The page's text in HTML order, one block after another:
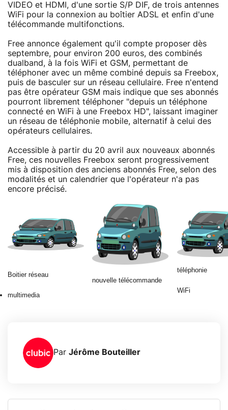
VIDEO et HDMI, d'une sortie S/P DIF, de trois antennes
WiFi pour la connexion au boîtier ADSL et enfin d'une
télécommande multifonctions.
Free annonce également qu'il compte proposer dès
septembre, pour environ 200 euros, des combinés
dualband, à la fois WiFi et GSM, permettant de
téléphoner avec un même combiné depuis sa Freebox,
puis de basculer sur un réseau cellulaire. Free n'entend
pas être opérateur GSM mais indique que ses abonnés
pourront librement téléphoner "depuis un téléphone
connecté en WiFi à une Freebox HD", laissant imaginer
un réseau de téléphonie mobile, alternatif à celui des
opérateurs cellulaires.
Accessible à partir du 20 avril aux nouveaux abonnés
Free, ces nouvelles Freebox seront progressivement
mis à disposition des anciens abonnés Free, selon des
modalités et un calendrier que l'opérateur n'a pas
encore précisé.
Boitier réseau
multimedia
nouvelle télécommande
téléphonie
WiFi
Par Jérôme Bouteiller